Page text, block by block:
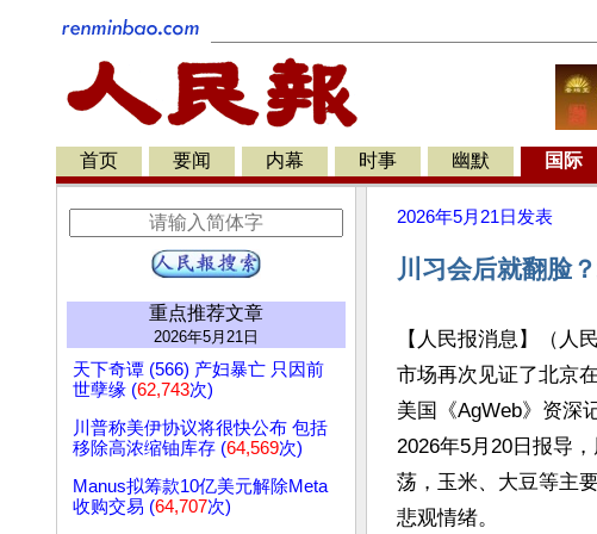
首页 要闻 内幕 时事 幽默 国际
重点推荐文章
2026年5月21日
天下奇谭 (566) 产妇暴亡 只因前
世孽缘 (62,743次)
川普称美伊协议将很快公布 包括
移除高浓缩铀库存 (64,569次)
Manus拟筹款10亿美元解除Meta
收购交易 (64,707次)
2026年5月21日 发表
川习会后就翻脸
【人民报消息】（人
市场再次见证了北京
美国《AgWeb》资深
2026年5月20日报导
荡，玉米、大豆等主
悲观情绪。